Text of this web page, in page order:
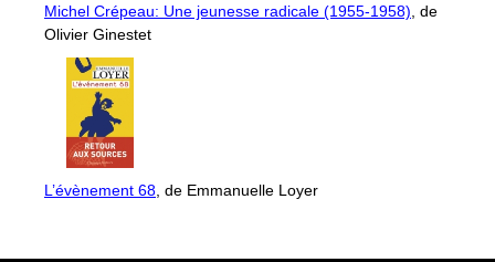
Michel Crépeau: Une jeunesse radicale (1955-1958) , de
Olivier Ginestet
L’évènement 68 , de Emmanuelle Loyer